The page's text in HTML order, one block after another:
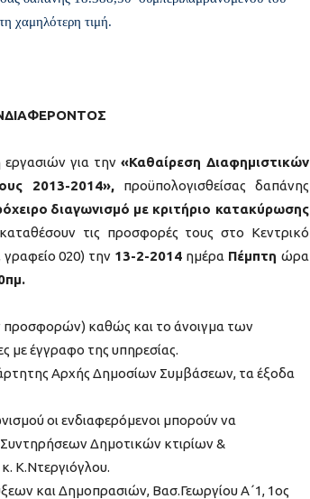
χαμηλότερη τιμή.
για την «Καθαίρεση Διαφημιστικών
2013-2014», προϋπολογισθείσας δαπάνης
διαγωνισμό με κριτήριο κατακύρωσης
τις προσφορές τους στο Κεντρικό
020) την 13-2-2014 ημέρα Πέμπτη ώρα
προσφορών) καθώς και το άνοιγμα των
με έγγραφο της υπηρεσίας.
Αρχής Δημοσίων Συμβάσεων, τα έξοδα
οι ενδιαφερόμενοι μπορούν να
Δημοτικών κτιρίων &
Κ.Ντεργιόγλου.
και Δημοπρασιών, Βασ.Γεωργίου Α΄1, 1ος